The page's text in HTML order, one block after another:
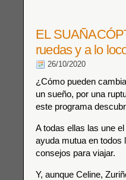
EL
ruedas y a lo
26/10/2020
¿Cómo pueden
un sueño, por una
este programa
A todas ellas las une
ayuda mutua en
consejos para viajar.
Y, aunque Celine,